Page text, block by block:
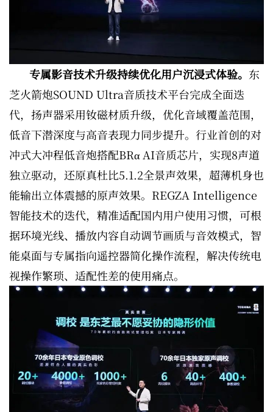
专属影音技术升级持续优化用户沉浸式体验。 东
芝火箭炮SOUND Ultra音质技术平台完成全面迭
代，扬声器采用钕磁材质升级，优化音域覆盖范围，
低音下潜深度与高音表现力同步提升。行业首创的对
冲式大冲程低音炮搭配BRα AI音质芯片，实现8声道
独立驱动，还原真杜比5.1.2全景声效果，超薄机身也
能输出立体震撼的原声效果。REGZA Intelligence
智能技术的迭代，精准适配国内用户使用习惯，可根
据环境光线、播放内容自动调节画质与音效模式，智
能桌面与专属指向遥控器简化操作流程，解决传统电
视操作繁琐、适配性差的使用痛点。